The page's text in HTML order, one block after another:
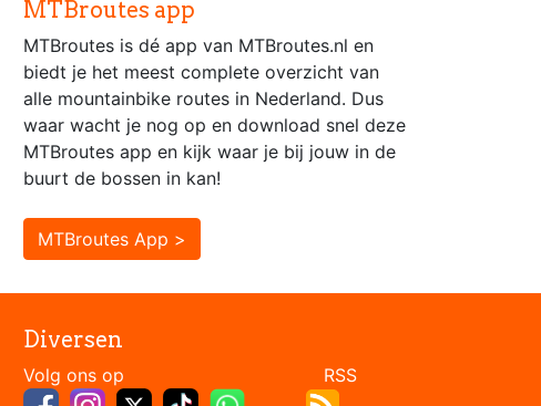
MTBroutes app
MTBroutes is dé app van MTBroutes.nl en
biedt je het meest complete overzicht van
alle mountainbike routes in Nederland. Dus
waar wacht je nog op en download snel deze
MTBroutes app en kijk waar je bij jouw in de
buurt de bossen in kan!
MTBroutes App >
Diversen
Volg ons op RSS